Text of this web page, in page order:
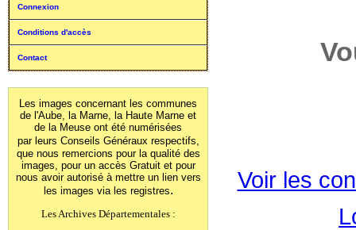
Connexion
Conditions d'accès
Contact
Les images concernant les communes
de l'Aube, la Marne, la Haute Marne et
de la Meuse ont été numérisées
par leurs Conseils Généraux respectifs,
que nous remercions pour la qualité des
images, pour un accès Gratuit et pour
nous avoir autorisé à mettre un lien vers
les images via les registres.
Les Archives Départementales :
Voir les